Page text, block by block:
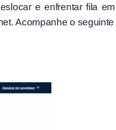
e enfrentar fila
Acompanhe o